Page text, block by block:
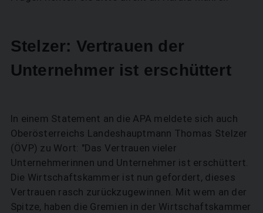
Stelzer: Vertrauen der
Unternehmer ist erschüttert
In einem Statement an die APA meldete sich auch
Oberösterreichs Landeshauptmann Thomas Stelzer
(ÖVP) zu Wort: "Das Vertrauen vieler
Unternehmerinnen und Unternehmer ist erschüttert.
Die Wirtschaftskammer ist nun gefordert, dieses
Vertrauen rasch zurückzugewinnen. Mit wem an der
Spitze, haben die Gremien in der Wirtschaftskammer